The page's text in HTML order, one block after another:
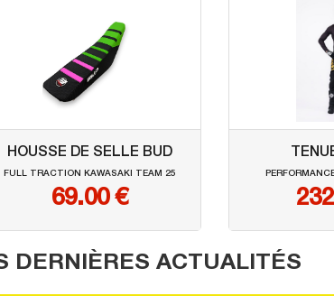
HOUSSE DE SELLE BUD
FULL TRACTION KAWASAKI TEAM 25
69.00 €
DERNIÈRES ACTUALITÉS